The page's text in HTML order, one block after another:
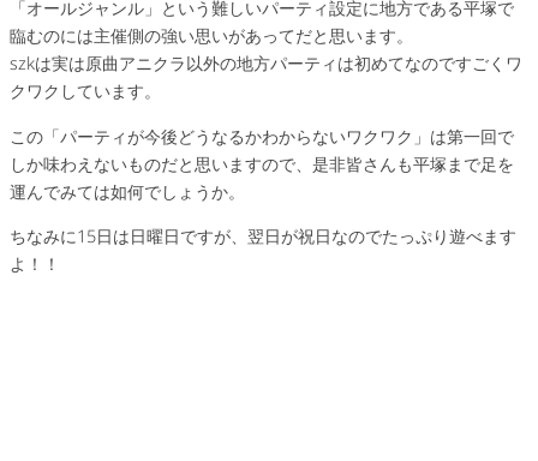
「オールジャンル」という難しいパーティ設定に地方である平塚で
臨むのには主催側の強い思いがあってだと思います。
szkは実は原曲アニクラ以外の地方パーティは初めてなのですごくワ
クワクしています。
この「パーティが今後どうなるかわからないワクワク」は第一回で
しか味わえないものだと思いますので、是非皆さんも平塚まで足を
運んでみては如何でしょうか。
ちなみに15日は日曜日ですが、翌日が祝日なのでたっぷり遊べます
よ！！